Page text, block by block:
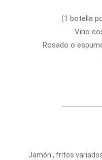
(1 botella
Vino
Rosado o
Jamón , fritos